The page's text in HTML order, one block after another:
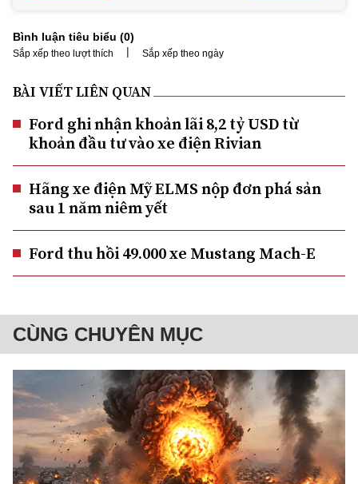
Bình luận tiêu biểu (0)
Sắp xếp theo lượt thích | Sắp xếp theo ngày
BÀI VIẾT LIÊN QUAN
Ford ghi nhận khoản lãi 8,2 tỷ USD từ
khoản đầu tư vào xe điện Rivian
Hãng xe điện Mỹ ELMS nộp đơn phá sản
sau 1 năm niêm yết
Ford thu hồi 49.000 xe Mustang Mach-E
CÙNG CHUYÊN MỤC